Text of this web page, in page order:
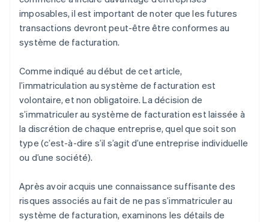
imposables, il est important de noter que les futures
transactions devront peut-être être conformes au
système de facturation.
Comme indiqué au début de cet article,
l’immatriculation au système de facturation est
volontaire, et non obligatoire. La décision de
s’immatriculer au système de facturation est laissée à
la discrétion de chaque entreprise, quel que soit son
type (c’est-à-dire s’il s’agit d’une entreprise individuelle
ou d’une société).
Après avoir acquis une connaissance suffisante des
risques associés au fait de ne pas s’immatriculer au
système de facturation, examinons les détails de